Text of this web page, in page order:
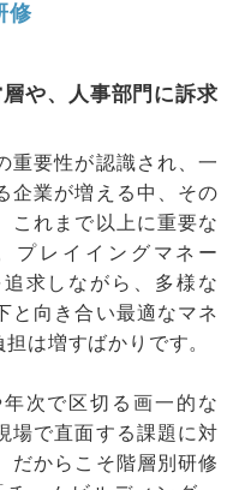
修
や、人事部門に訴求
重要性が認識され、一
企業が増える中、その
これまで以上に重要な
プレイイングマネー
求しながら、多様な
と向き合い最適なマネ
は増すばかりです。
次で区切る画一的な
場で直面する課題に対
だからこそ階層別研修